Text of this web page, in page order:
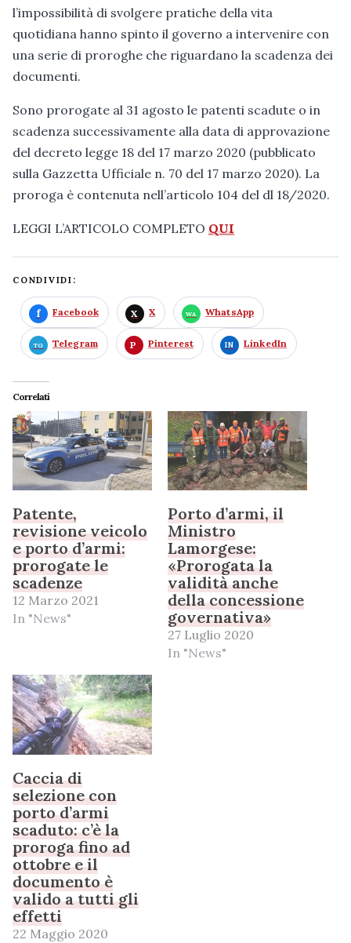
l’impossibilità di svolgere pratiche della vita
quotidiana hanno spinto il governo a intervenire con
una serie di proroghe che riguardano la scadenza dei
documenti.
Sono prorogate al 31 agosto le patenti scadute o in
scadenza successivamente alla data di approvazione
del decreto legge 18 del 17 marzo 2020 (pubblicato
sulla Gazzetta Ufficiale n. 70 del 17 marzo 2020). La
proroga è contenuta nell’articolo 104 del dl 18/2020.
LEGGI L’ARTICOLO COMPLETO QUI
CONDIVIDI:
Facebook X WhatsApp
Telegram Pinterest LinkedIn
Correlati
Patente,
revisione veicolo
e porto d’armi:
prorogate le
scadenze
12 Marzo 2021
In "News"
Porto d’armi, il
Ministro
Lamorgese:
«Prorogata la
validità anche
della concessione
governativa»
27 Luglio 2020
In "News"
Caccia di
selezione con
porto d’armi
scaduto: c’è la
proroga fino ad
ottobre e il
documento è
valido a tutti gli
effetti
22 Maggio 2020